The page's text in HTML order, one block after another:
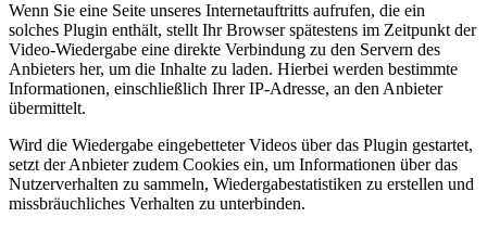
Wenn Sie eine Seite unseres Internetauftritts aufrufen, die ein
solches Plugin enthält, stellt Ihr Browser spätestens im Zeitpunkt der
Video-Wiedergabe eine direkte Verbindung zu den Servern des
Anbieters her, um die Inhalte zu laden. Hierbei werden bestimmte
Informationen, einschließlich Ihrer IP-Adresse, an den Anbieter
übermittelt.
Wird die Wiedergabe eingebetteter Videos über das Plugin gestartet,
setzt der Anbieter zudem Cookies ein, um Informationen über das
Nutzerverhalten zu sammeln, Wiedergabestatistiken zu erstellen und
missbräuchliches Verhalten zu unterbinden.